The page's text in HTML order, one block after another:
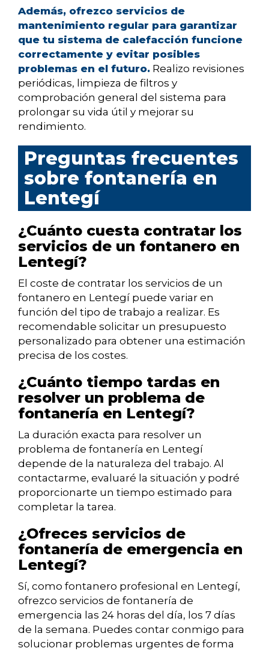
Además, ofrezco servicios de
mantenimiento regular para garantizar
que tu sistema de calefacción funcione
correctamente y evitar posibles
problemas en el futuro. Realizo revisiones
periódicas, limpieza de filtros y
comprobación general del sistema para
prolongar su vida útil y mejorar su
rendimiento.
Preguntas frecuentes
sobre fontanería en
Lentegí
¿Cuánto cuesta contratar los
servicios de un fontanero en
Lentegí?
El coste de contratar los servicios de un
fontanero en Lentegí puede variar en
función del tipo de trabajo a realizar. Es
recomendable solicitar un presupuesto
personalizado para obtener una estimación
precisa de los costes.
¿Cuánto tiempo tardas en
resolver un problema de
fontanería en Lentegí?
La duración exacta para resolver un
problema de fontanería en Lentegí
depende de la naturaleza del trabajo. Al
contactarme, evaluaré la situación y podré
proporcionarte un tiempo estimado para
completar la tarea.
¿Ofreces servicios de
fontanería de emergencia en
Lentegí?
Sí, como fontanero profesional en Lentegí,
ofrezco servicios de fontanería de
emergencia las 24 horas del día, los 7 días
de la semana. Puedes contar conmigo para
solucionar problemas urgentes de forma